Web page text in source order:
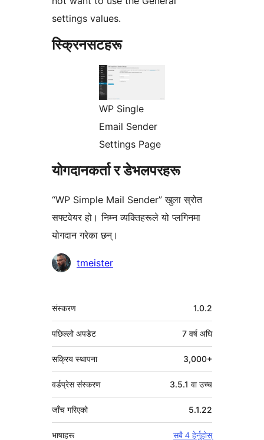
settings values.
स्क्रिनसटहरू
WP Single
Email Sender
Settings Page
योगदानकर्ता र डेभलपरहरू
“WP Simple Mail Sender” खुला स्रोत
सफ्टवेयर हो। निम्न व्यक्तिहरूले यो प्लगिनमा
योगदान गरेका छन्।
योगदानकर्ताहरू
tmeister
मेटा
संस्करण 1.0.2
पछिल्लो अपडेट 7 वर्ष अघि
सक्रिय स्थापना 3,000+
वर्डप्रेस संस्करण 3.5.1 वा उच्च
जाँच गरिएको 5.1.22
भाषाहरू सबै 4 हेर्नुहोस्